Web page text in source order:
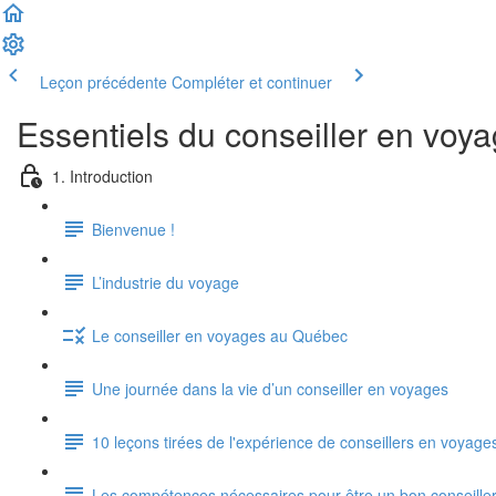
Leçon précédente Compléter et continuer
Essentiels du conseiller en
1. Introduction
Bienvenue !
L’industrie du voyage
Le conseiller en voyages au Québec
Une journée dans la vie d’un conseiller en voyages
10 leçons tirées de l'expérience de conseillers en